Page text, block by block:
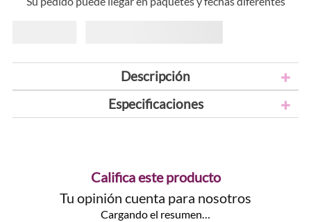
Descripción
Especificaciones
Califica este producto
Tu opinión cuenta para nosotros
Cargando el resumen…